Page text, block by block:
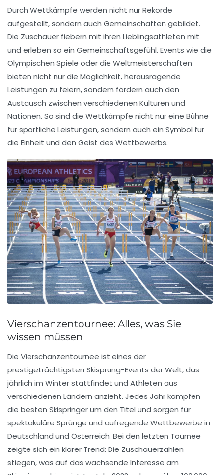
Durch Wettkämpfe werden nicht nur Rekorde
aufgestellt, sondern auch Gemeinschaften gebildet.
Die Zuschauer fiebern mit ihren Lieblingsathleten mit
und erleben so ein Gemeinschaftsgefühl. Events wie die
Olympischen Spiele oder die Weltmeisterschaften
bieten nicht nur die Möglichkeit, herausragende
Leistungen zu feiern, sondern fördern auch den
Austausch zwischen verschiedenen Kulturen und
Nationen. So sind die Wettkämpfe nicht nur eine Bühne
für sportliche Leistungen, sondern auch ein Symbol für
die Einheit und den Geist des Wettbewerbs.
Vierschanzentournee: Alles, was Sie
wissen müssen
Die Vierschanzentournee ist eines der
prestigeträchtigsten Skisprung-Events der Welt, das
jährlich im Winter stattfindet und Athleten aus
verschiedenen Ländern anzieht. Jedes Jahr kämpfen
die besten Skispringer um den Titel und sorgen für
spektakuläre Sprünge und aufregende Wettbewerbe in
Deutschland und Österreich. Bei den letzten Tournee
zeigte sich ein klarer Trend: Die Zuschauerzahlen
stiegen, was auf das wachsende Interesse am